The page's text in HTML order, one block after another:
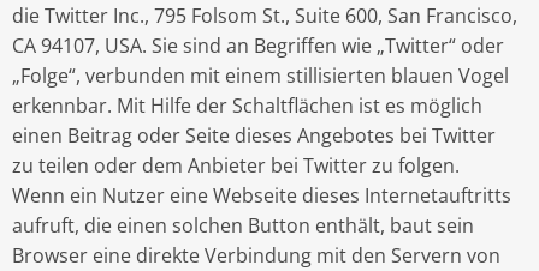
die Twitter Inc., 795 Folsom St., Suite 600, San Francisco,
CA 94107, USA. Sie sind an Begriffen wie „Twitter“ oder
„Folge“, verbunden mit einem stillisierten blauen Vogel
erkennbar. Mit Hilfe der Schaltflächen ist es möglich
einen Beitrag oder Seite dieses Angebotes bei Twitter
zu teilen oder dem Anbieter bei Twitter zu folgen.
Wenn ein Nutzer eine Webseite dieses Internetauftritts
aufruft, die einen solchen Button enthält, baut sein
Browser eine direkte Verbindung mit den Servern von